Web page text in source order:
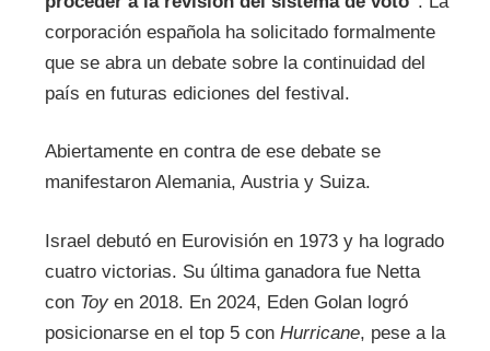
corporación española ha solicitado formalmente
que se abra un debate sobre la continuidad del
país en futuras ediciones del festival.
Abiertamente en contra de ese debate se
manifestaron Alemania, Austria y Suiza.
Israel debutó en Eurovisión en 1973 y ha logrado
cuatro victorias. Su última ganadora fue Netta
con Toyen 2018. En 2024, Eden Golan logró
posicionarse en el top 5 con Hurricane, pese a la